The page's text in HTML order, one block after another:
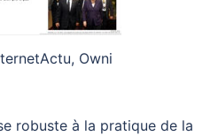
Owni
robuste à la pratique de la